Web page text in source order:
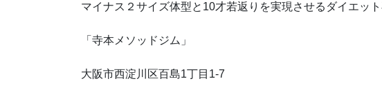
マイナス２サイズ体型と10才若返りを実現させるダイエッ
「寺本メソッドジム」
大阪市西淀川区百島1丁目1-7